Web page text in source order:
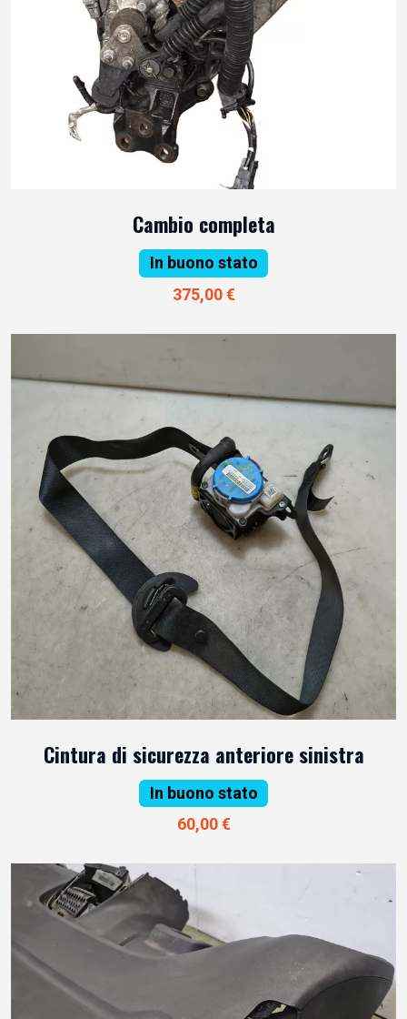
Cambio completa
In buono stato
375,00 €
Cintura di sicurezza anteriore sinistra
In buono stato
60,00 €